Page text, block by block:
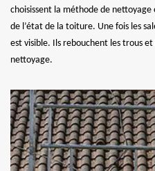
choisissent la méthode de
de l’état de la toiture. Une fois les
est visible. Ils rebouchent les trous
nettoyage.